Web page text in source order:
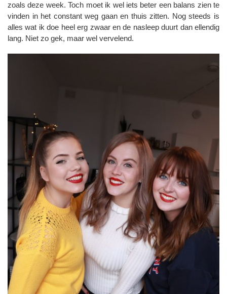
zoals deze week. Toch moet ik wel iets beter een balans zien te
vinden in het constant weg gaan en thuis zitten. Nog steeds is
alles wat ik doe heel erg zwaar en de nasleep duurt dan ellendig
lang. Niet zo gek, maar wel vervelend.